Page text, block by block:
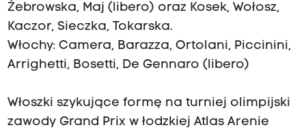
Żebrowska, Maj (libero) oraz Kosek, Wołosz,
Kaczor, Sieczka, Tokarska.
Włochy: Camera, Barazza, Ortolani, Piccinini,
Arrighetti, Bosetti, De Gennaro (libero)
Włoszki szykujące formę na turniej olimpijski
zawody Grand Prix w łodzkiej Atlas Arenie